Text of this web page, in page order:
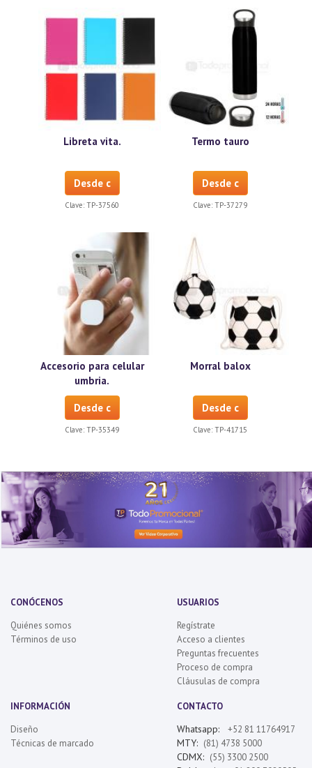
Libreta vita.
Desde c
Clave: TP-37560
Termo tauro
Desde c
Clave: TP-37279
Accesorio para celular
umbria.
Desde c
Clave: TP-35349
Morral balox
Desde c
Clave: TP-41715
CONÓCENOS
Quiénes somos
Términos de uso
USUARIOS
Regístrate
Acceso a clientes
Preguntas frecuentes
Proceso de compra
Cláusulas de compra
INFORMACIÓN
Diseño
Técnicas de marcado
CONTACTO
Whatsapp: +52 81 11764917
MTY: (81) 4738 5000
CDMX: (55) 3300 2500